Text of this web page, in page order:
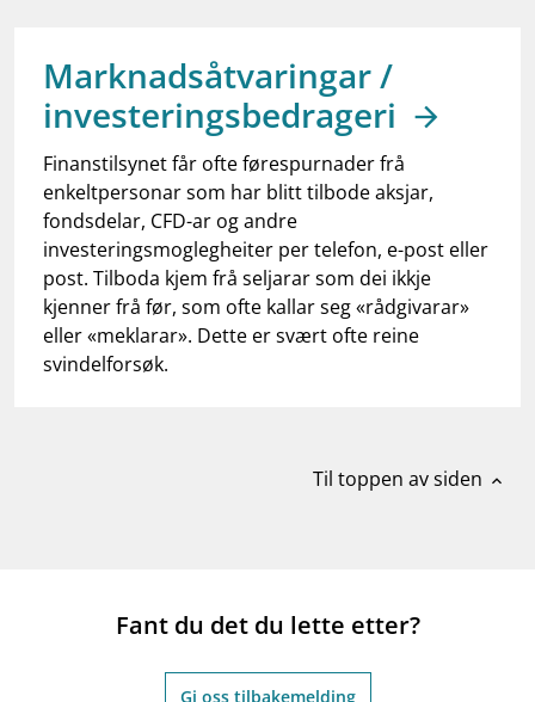
dashboardInformasjon for investorer
notifications_noneAbonner på nyhetsvarsel
Marknadsåtvaringar /
investeringsbedrageri
Finanstilsynet får ofte førespurnader frå
enkeltpersonar som har blitt tilbode aksjar,
fondsdelar, CFD-ar og andre
investeringsmoglegheiter per telefon, e-post eller
post. Tilboda kjem frå seljarar som dei ikkje
kjenner frå før, som ofte kallar seg «rådgivarar»
eller «meklarar». Dette er svært ofte reine
svindelforsøk.
Til toppen av siden expand_less
Fant du det du lette etter?
Gi oss tilbakemelding